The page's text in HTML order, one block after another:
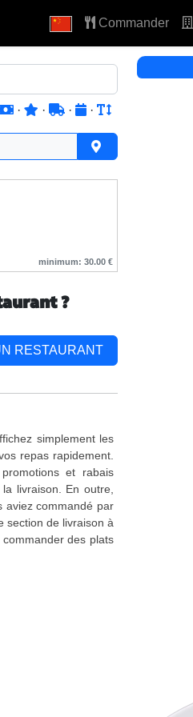
Commander
· · · ·
minimum: 30.00 €
?
RESTAURANT
simplement les
repas rapidement.
et rabais
livraison. En outre,
aviez commandé par
section de livraison à
des plats